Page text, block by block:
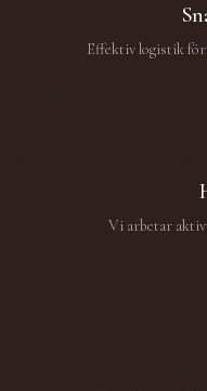
Effektiv logistik för
Vi arbetar